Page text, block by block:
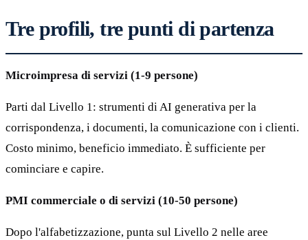
Tre profili, tre punti di partenza
Microimpresa di servizi (1-9 persone)
Parti dal Livello 1: strumenti di AI generativa per la
corrispondenza, i documenti, la comunicazione con i clienti.
Costo minimo, beneficio immediato. È sufficiente per
cominciare e capire.
PMI commerciale o di servizi (10-50 persone)
Dopo l'alfabetizzazione, punta sul Livello 2 nelle aree